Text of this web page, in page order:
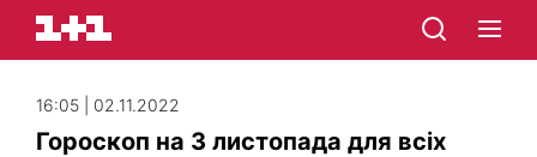
16:05 | 02.11.2022
Гороскоп на 3 листопада для всіх